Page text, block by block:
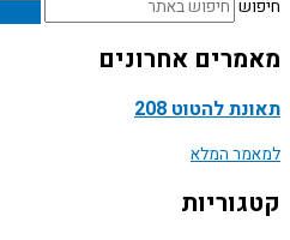
אחרונים
להטוט 208
המלא